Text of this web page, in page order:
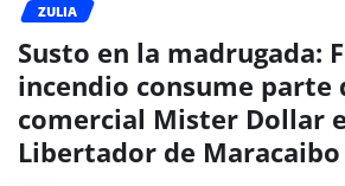
ZULIA
Susto en la madrugada:
incendio consume parte
comercial Mister Dollar
Libertador de Maracaibo